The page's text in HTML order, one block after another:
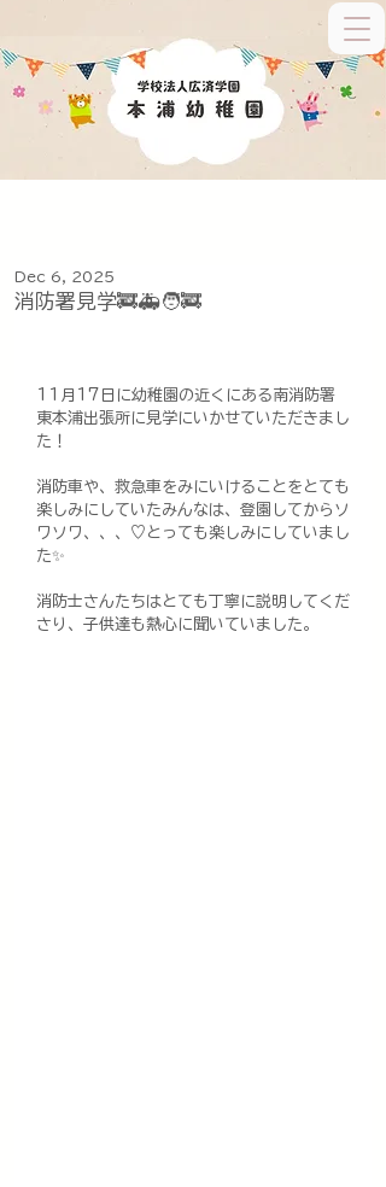
消防署見学🚒🚑🧑‍🚒
Dec 6, 2025
11月17日に幼稚園の近くにある南消防署
東本浦出張所に見学にいかせていただきまし
た！
消防車や、救急車をみにいけることをとても
楽しみにしていたみんなは、登園してからソ
ワソワ、、、♡とっても楽しみにしていまし
た✨
消防士さんたちはとても丁寧に説明してくだ
さり、子供達も熱心に聞いていました。